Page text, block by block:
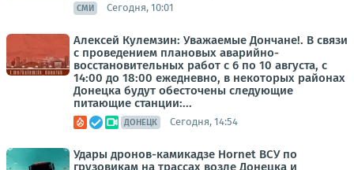
СМИ Сегодня, 10:01
Алексей Кулемзин: Уважаемые Дончане!. В связи
с проведением плановых аварийно-
восстановительных работ с 6 по 10 августа, с
14:00 до 18:00 ежедневно, в некоторых районах
Донецка будут обесточены следующие
питающие станции:...
ДОНЕЦК Сегодня, 14:54
Удары дронов-камикадзе Hornet ВСУ по
грузовикам на трассах возле Донецка и